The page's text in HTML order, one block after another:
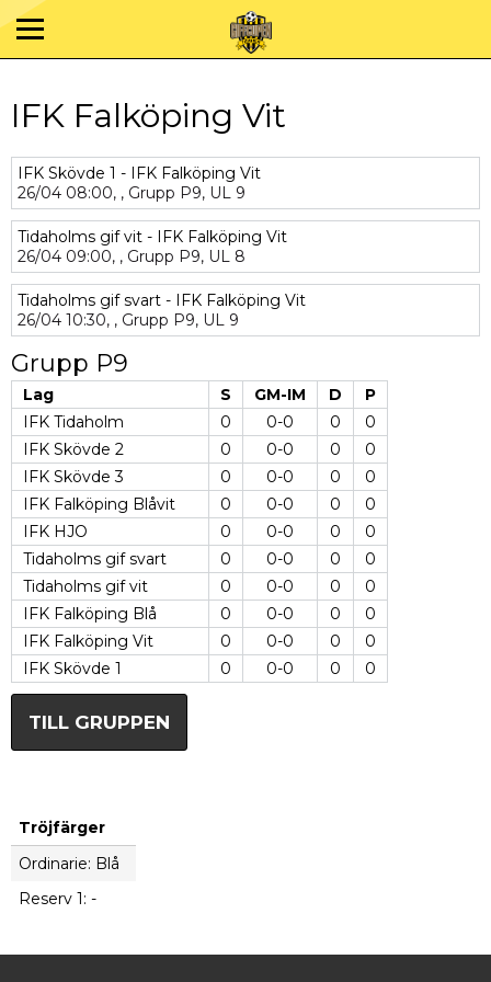
IFK Falköping Vit
IFK Skövde 1 - IFK Falköping Vit
26/04 08:00, , Grupp P9, UL 9
Tidaholms gif vit - IFK Falköping Vit
26/04 09:00, , Grupp P9, UL 8
Tidaholms gif svart - IFK Falköping Vit
26/04 10:30, , Grupp P9, UL 9
Grupp P9
Lag S GM-IM D
P
IFK Tidaholm
0 0-0 0
0
IFK Skövde 2
0 0-0 0
0
IFK Skövde 3
0 0-0 0
0
IFK Falköping Blåvit
0 0-0 0
0
IFK HJO
0 0-0 0
0
Tidaholms gif svart
0 0-0 0
0
Tidaholms gif vit
0 0-0 0
0
IFK Falköping Blå
0 0-0 0
0
IFK Falköping Vit
0 0-0 0
0
IFK Skövde 1
0 0-0 0 0
TILL GRUPPEN
Tröjfärger
Ordinarie: Blå
Reserv 1: -